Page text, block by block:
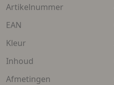
Artikelnummer
EAN
Kleur
Inhoud
Afmetingen